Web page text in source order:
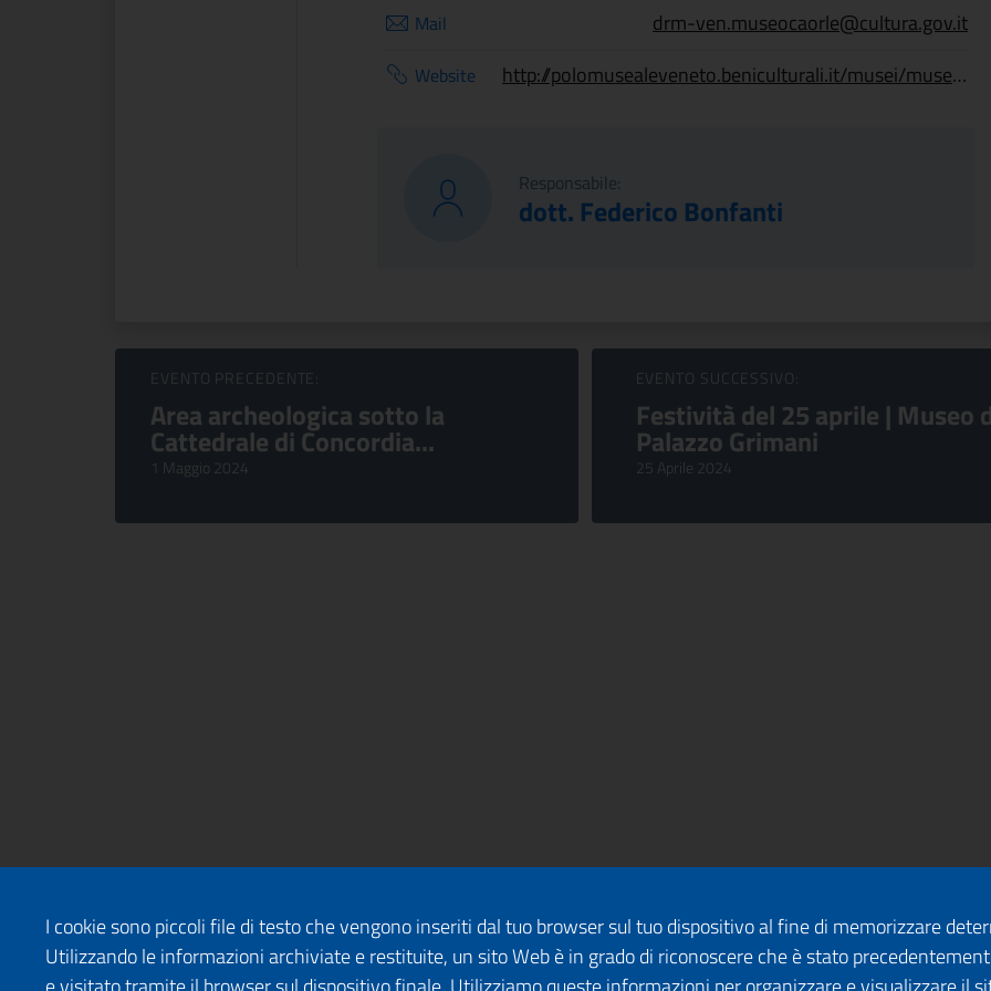
Mail drm-ven.museocaorle@cultura.gov.it
Website http://polomusealeveneto.beniculturali.it/musei/museo-nazionale-di-archeologia-del-mare/sede
Responsabile:
dott. Federico Bonfanti
Sfoglia Eventi
EVENTO PRECEDENTE:
Area archeologica sotto la
Cattedrale di Concordia...
1 Maggio 2024
EVENTO SUCCESSIVO:
Festività del 25 aprile | Museo
Palazzo Grimani
25 Aprile 2024
I cookie sono piccoli file di testo che vengono inseriti dal tuo browser sul tuo dispositivo al fine di memorizzare
Utilizzando le informazioni archiviate e restituite, un sito Web è in grado di riconoscere che è stato